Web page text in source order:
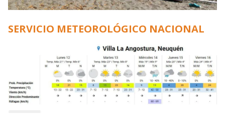
SERVICIO METEOROLÓGICO NACIONAL